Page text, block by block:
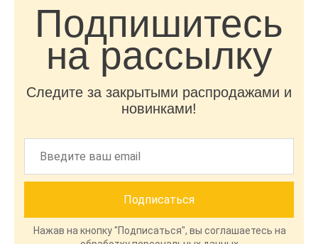
Подпишитесь
на рассылку
Следите за закрытыми распродажами и
новинками!
Нажав на кнопку "Подписаться", вы соглашаетесь на